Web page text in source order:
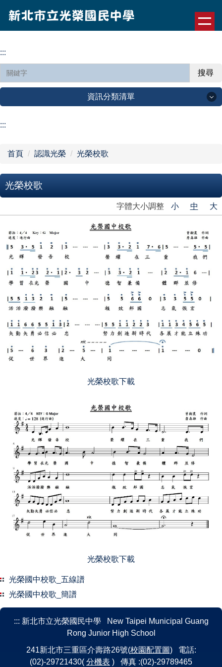
到
主
內
區
:::
搜尋
資訊分類清單
行政單位
光榮園地
活動相簿
影片分享
資訊中心
訊息連結
空氣品質
Daily Talk 達力英語說起來
:::
首頁 認識光榮 光榮校歌
光榮校歌
字體大小調整 小 中 大
光榮校歌下載
光榮校歌下載
光榮國中校歌_五線譜
光榮國中校歌_簡譜
::: 新北市立光榮國民中學 New Taipei Municipal Guang
Rong Junior High School
241新北市三重區介壽路26號(校園配置圖) 電話:
(02)-29721430( 分機表 ) 傳真 :(02)-29789465